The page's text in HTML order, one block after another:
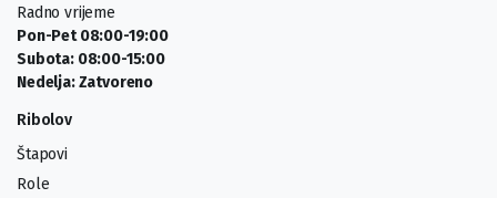
Radno vrijeme
Pon-Pet 08:00-19:00
Subota: 08:00-15:00
Nedelja: Zatvoreno
Ribolov
Štapovi
Role